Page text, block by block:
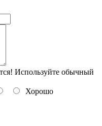
Используйте обычный
Хорошо